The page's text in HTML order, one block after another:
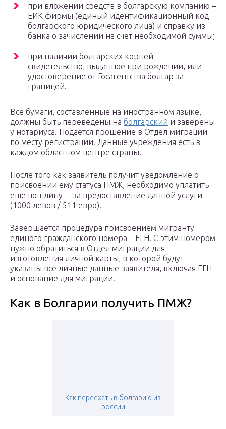
при вложении средств в болгарскую компанию –
ЕИК фирмы (единый идентификационный код
болгарского юридического лица) и справку из
банка о зачислении на счет необходимой суммы;
при наличии болгарских корней –
свидетельство, выданное при рождении, или
удостоверение от Госагентства болгар за
границей.
Все бумаги, составленные на иностранном языке,
должны быть переведены на болгарский и заверены
у нотариуса. Подается прошение в Отдел миграции
по месту регистрации. Данные учреждения есть в
каждом областном центре страны.
После того как заявитель получит уведомление о
присвоении ему статуса ПМЖ, необходимо уплатить
еще пошлину – за предоставление данной услуги
(1000 левов / 511 евро).
Завершается процедура присвоением мигранту
единого гражданского номера – ЕГН. С этим номером
нужно обратиться в Отдел миграции для
изготовления личной карты, в которой будут
указаны все личные данные заявителя, включая ЕГН
и основание для миграции.
Как в Болгарии получить ПМЖ?
Как переехать в болгарию из
россии